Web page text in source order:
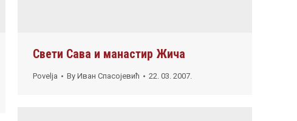
Свети Сава и манастир Жича
Povelja By Иван Спасојевић 22. 03. 2007.